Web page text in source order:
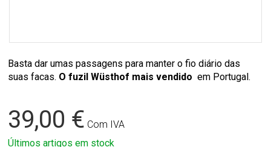
Basta dar umas passagens para manter o fio diário das
suas facas. O fuzil Wüsthof maisvendido em Portugal.
39,00 € Com IVA
Últimos artigos em stock